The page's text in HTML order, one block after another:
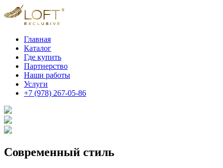
Главная
Каталог
Где купить
Партнерство
Наши работы
Услуги
+7 (978) 267-05-86
Современный стиль